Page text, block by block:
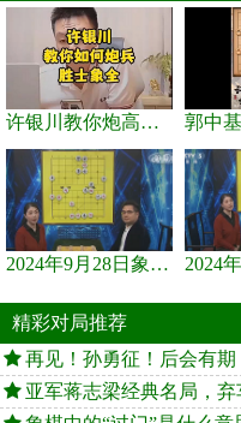
许银川教你炮高兵士象全如何赢士象全，简单四步即可
2024年9月28日象棋世界栏目，刘君、蒋川讲解了第九届杨官璘杯象棋...
精彩对局推荐
再见！孙勇征！后会有期
亚军蒋志梁经典名局，弃